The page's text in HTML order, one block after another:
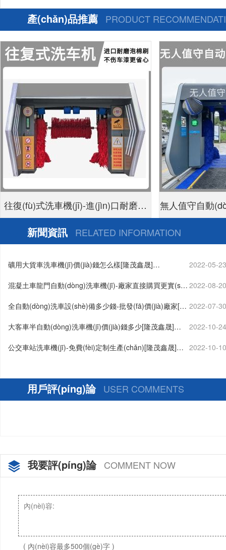
產(chǎn)品推薦 PRODUCT
往復(fù)式洗車機(jī)-進(jìn)口耐磨泡
面刷不傷車漆[隆茂鑫晟]
無人值守自動
付24小時(shí)
新聞資訊 RELATED INFORMATION
礦用大貨車洗車機(jī)價(jià)錢怎么樣[隆茂鑫晟]… 2022-05-
混凝土車龍門自動(dòng)洗車機(jī)-廠家直接購買更實(shí) 2022-08-
全自動(dòng)洗車設(shè)備多少錢-批發(fā)價(jià)廠家[隆 2022-07-
大客車半自動(dòng)洗車機(jī)價(jià)錢多少[隆茂鑫晟]… 2022-10-
公交車站洗車機(jī)-免費(fèi)定制生產(chǎn)[隆茂鑫晟]… 2022-10-
用戶評(píng)論 USER COMMENTS
我要評(píng)論 COMMENT NOW
( 內(nèi)容最多500個(gè)字 )